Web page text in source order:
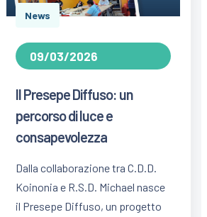
News
09/03/2026
Il Presepe Diffuso: un
percorso di luce e
consapevolezza
Dalla collaborazione tra C.D.D.
Koinonia e R.S.D. Michael nasce
il Presepe Diffuso, un progetto